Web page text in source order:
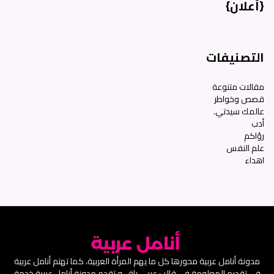
{أعلان}
التصنيفات
مقالات متنوعة
قصص وخواطر
عالمك سيدتي.
أدب
رؤاكم
علم النفس
اهداء
مدونة أنامل عربية محورها كل ما يهم المرأة العربية، كما تهتم أنامل عربية